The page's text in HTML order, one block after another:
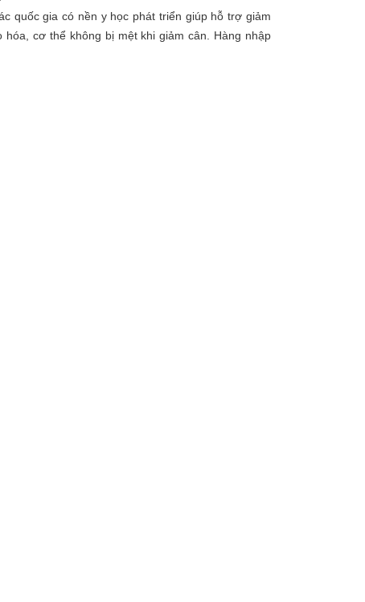
quốc gia có nền y học phát triển giúp hỗ trợ giảm
cơ thể không bị mệt khi giảm cân. Hàng nhập